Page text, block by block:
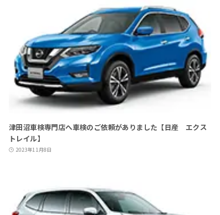
津田沼車検専門店へ車検のご依頼がありました【日産 エクス
トレイル】
2023年11月8日